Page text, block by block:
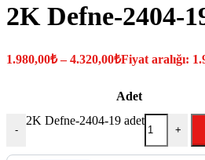
2K Defne-2404-
1.980,00₺ –4.320,00₺Fiyat aralığı:
Adet
-
2K Defne-2404-19 adet
+